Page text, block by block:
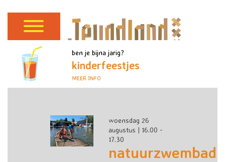
ben je bijna jarig?
kinderfeestjes
MEER INFO
woensdag 26
augustus | 16.00 -
17.30
natuurzwembad